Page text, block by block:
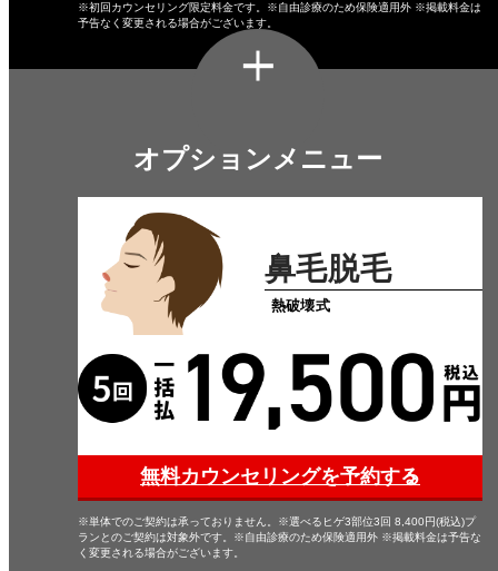
※初回カウンセリング限定料金です。※自由診療のため保険適用外 ※掲載料金は
予告なく変更される場合がございます。
オプションメニュー
鼻毛脱毛
熱破壊式
無料カウンセリングを予約する
※単体でのご契約は承っておりません。※選べるヒゲ3部位3回 8,400円(税込)プ
ランとのご契約は対象外です。※自由診療のため保険適用外 ※掲載料金は予告な
く変更される場合がございます。